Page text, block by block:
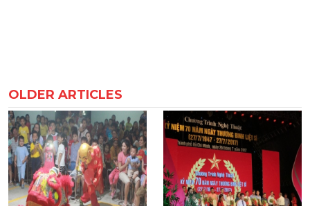
OLDER ARTICLES